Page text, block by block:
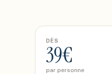
DÈS
39€
par personne